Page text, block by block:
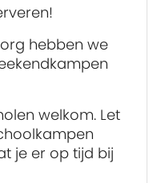
hebben we
welkom. Let
je er op tijd bij